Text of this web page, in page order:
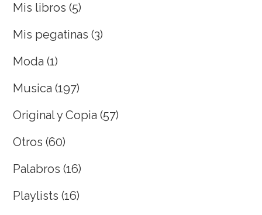
Mis libros (5)
Mis pegatinas (3)
Moda (1)
Musica (197)
Original y Copia (57)
Otros (60)
Palabros (16)
Playlists (16)